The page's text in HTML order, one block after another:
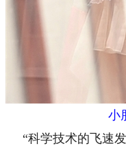
小朋
“科学技术的飞速发